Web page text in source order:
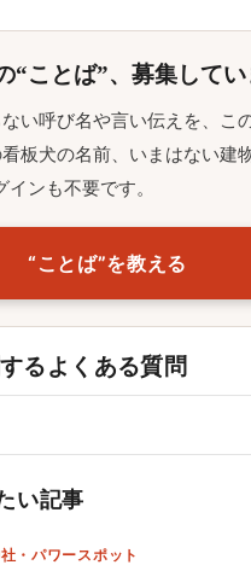
“ことば”、募集して
い呼び名や言い伝えを、こ
板犬の名前、いまはない建
ンも不要です。
“ことば”を教える
るよくある質問
い記事
・パワースポット